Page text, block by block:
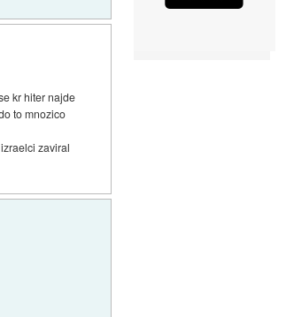
kr hiter najde
to mnozico
zaviral